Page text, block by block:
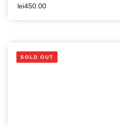
lei450.00
SOLD OUT